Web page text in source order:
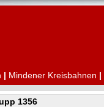
| Mindener Kreisbahnen |
1356